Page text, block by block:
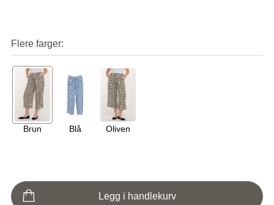
Flere farger
Brun Blå Oliven
Legg i handlekurv